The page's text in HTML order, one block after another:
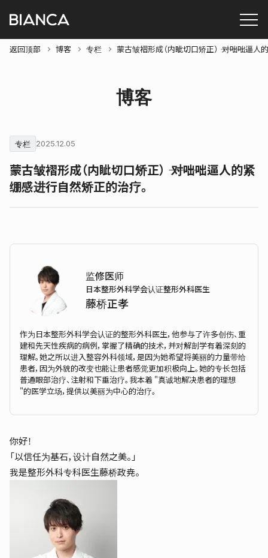
返回顶部 博客 专栏 蒙古皱褶形成（内眦切口矫正） ⸻ 对咄咄逼人
博客
专栏 2025.12.05
蒙古皱褶形成（内眦切口矫正） ⸻ 对咄咄逼人的紧
绷感进行自然矫正的治疗。
监修医师
日本整形外科学会认证整形外科医生
藤桥正孝
作为日本整形外科学会认证的整形外科医生，他参与了许多创伤、重
建和先天性疾病的病例，掌握了精确的技术，并对解剖学有着深刻的
理解。她之所以进入整容外科领域，是因为她希望将美丽的力量带给
患者，因为外貌的改变也能让患者感觉更加积极向上。她的专长包括
普通眼部治疗、注射和下垂治疗。我本着 "真诚地解决患者的理想
"的医学立场，提供以美丽为中心的治疗。
你好！
「以信任为基石，设计自然之美。」
我是整形外科专科医生藤桥政尭。